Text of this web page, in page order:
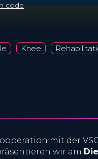
code
Knee
mit der
wir am